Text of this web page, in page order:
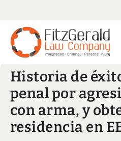
Historia de
penal por
con arma, y
residencia en